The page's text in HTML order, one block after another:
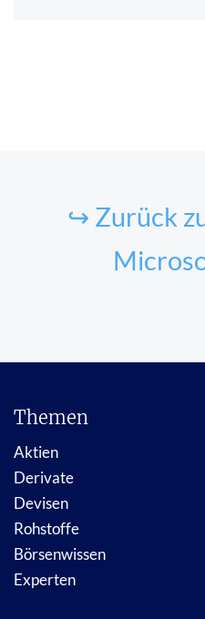
↪ Zurück
Themen
Aktien
Derivate
Devisen
Rohstoffe
Börsenwissen
Experten